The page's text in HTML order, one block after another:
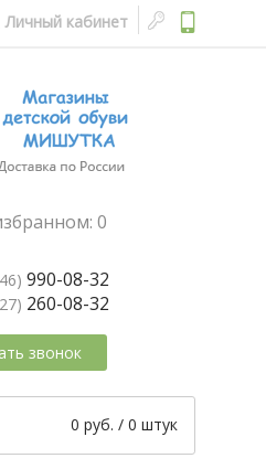
Личный кабинет
0
990-08-32
260-08-32
звонок
0 руб. / 0 штук